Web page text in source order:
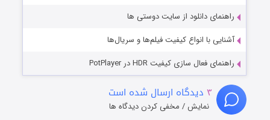
راهنمای دانلود از سایت دوستی ها
آشنایی با انواع کیفیت فیلم‌ها و سریال‌ها
راهنمای فعال سازی کیفیت HDR در PotPlayer
۳ دیدگاه ارسال شده است
نمایش / مخفی کردن دیدگاه ها